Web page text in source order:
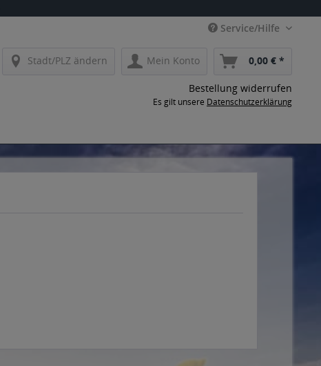
Service/Hilfe
Stadt/PLZ ändern Mein Konto 0,00 € *
Bestellung widerrufen
Es gilt unsere Datenschutzerklärung